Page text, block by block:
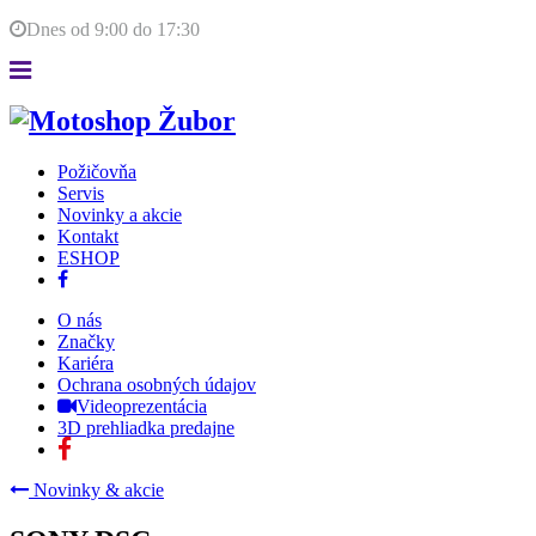
Dnes od 9:00 do 17:30
Požičovňa
Servis
Novinky a akcie
Kontakt
ESHOP
O nás
Značky
Kariéra
Ochrana osobných údajov
Videoprezentácia
3D prehliadka predajne
Novinky & akcie